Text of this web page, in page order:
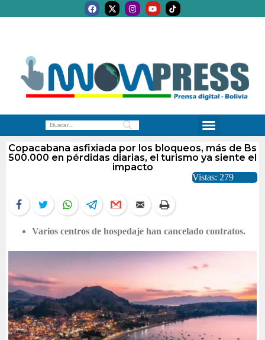
Copacabana asfixiada por los bloqueos, más de Bs
500.000 en pérdidas diarias, el turismo ya siente el
impacto
Vistas: 279
Varios centros de hospedaje han cancelado contratos.